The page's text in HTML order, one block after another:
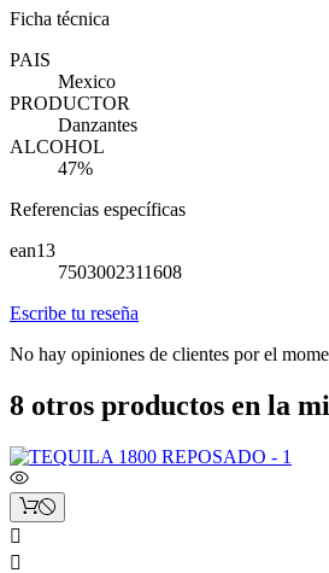
Ficha técnica
PAIS
Mexico
PRODUCTOR
Danzantes
ALCOHOL
47%
Referencias específicas
ean13
7503002311608
Escribe tu reseña
No hay opiniones de clientes por el
8 otros productos en la

